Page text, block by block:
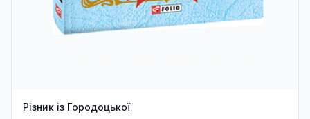
Різник із Городоцької